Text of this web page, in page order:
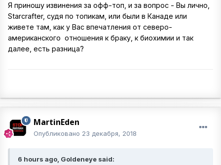
Я приношу извинения за офф-топ, и за вопрос - Вы лично,
Starcrafter, судя по топикам, или были в Канаде или
живете там, как у Вас впечатления от северо-
американского отношения к браку, к биохимии и так
далее, есть разница?
MartinEden
Опубликовано 23 декабря, 2018
6 hours ago, Goldeneye said: